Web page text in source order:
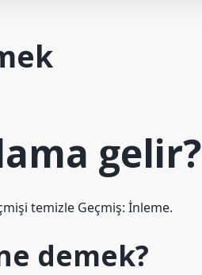
gelir?
temizle Geçmiş: İnleme.
demek?